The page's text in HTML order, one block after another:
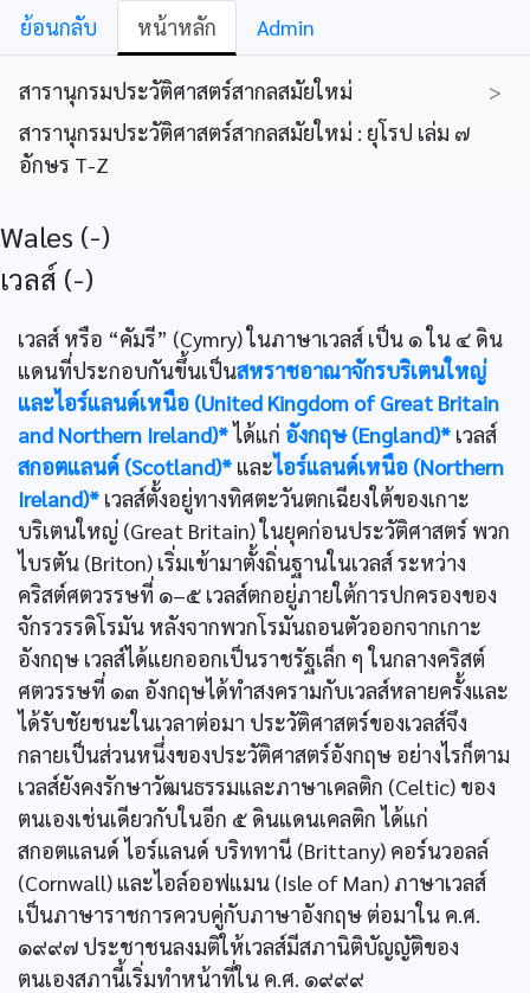
ย้อนกลับ หน้าหลัก Admin
สารานุกรมประวัติศาสตร์สากลสมัยใหม่
>
สารานุกรมประวัติศาสตร์สากลสมัยใหม่ : ยุโรป เล่ม ๗
อักษร T-Z
Wales (-)
เวลส์ (-)
เวลส์ หรือ “คัมรี” (Cymry) ในภาษาเวลส์ เป็น ๑ ใน ๔ ดิน
แดนที่ประกอบกันขึ้นเป็นสหราชอาณาจักรบริเตนใหญ่
และไอร์แลนด์เหนือ (United Kingdom of Great Britain
and Northern Ireland)*ได้แก่ อังกฤษ (England)* เวลส์
สกอตแลนด์ (Scotland)* และไอร์แลนด์เหนือ (Northern
Ireland)* เวลส์ตั้งอยู่ทางทิศตะวันตกเฉียงใต้ของเกาะ
บริเตนใหญ่ (Great Britain) ในยุคก่อนประวัติศาสตร์ พวก
ไบรตัน (Briton) เริ่มเข้ามาตั้งถิ่นฐานในเวลส์ ระหว่าง
คริสต์ศตวรรษที่ ๑–๕ เวลส์ตกอยู่ภายใต้การปกครองของ
จักรวรรดิโรมัน หลังจากพวกโรมันถอนตัวออกจากเกาะ
อังกฤษ เวลส์ได้แยกออกเป็นราชรัฐเล็ก ๆ ในกลางคริสต์
ศตวรรษที่ ๑๓ อังกฤษได้ทำสงครามกับเวลส์หลายครั้งและ
ได้รับชัยชนะในเวลาต่อมา ประวัติศาสตร์ของเวลส์จึง
กลายเป็นส่วนหนึ่งของประวัติศาสตร์อังกฤษ อย่างไรก็ตาม
เวลส์ยังคงรักษาวัฒนธรรมและภาษาเคลติก (Celtic) ของ
ตนเองเช่นเดียวกับในอีก ๕ ดินแดนเคลติก ได้แก่
สกอตแลนด์ ไอร์แลนด์ บริททานี (Brittany) คอร์นวอลล์
(Cornwall) และไอล์ออฟแมน (Isle of Man) ภาษาเวลส์
เป็นภาษาราชการควบคู่กับภาษาอังกฤษ ต่อมาใน ค.ศ.
๑๙๙๗ ประชาชนลงมติให้เวลส์มีสภานิติบัญญัติของ
ตนเองสภานี้เริ่มทำหน้าที่ใน ค.ศ. ๑๙๙๙